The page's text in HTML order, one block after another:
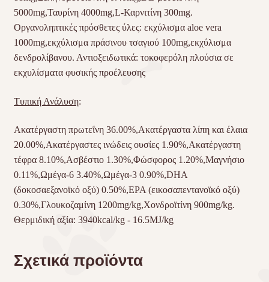
5000mg,Ταυρίνη 4000mg,L‐Καρνιτίνη 300mg.
Οργανοληπτικές πρόσθετες ύλες: εκχύλισμα aloe vera
1000mg,εκχύλισμα πράσινου τσαγιού 100mg,εκχύλισμα
δενδρολίβανου. Αντιοξειδωτικά: τοκοφερόλη πλούσια σε
εκχυλίσματα φυσικής προέλευσης
Τυπική Ανάλυση:
Ακατέργαστη πρωτεΐνη 36.00%,Ακατέργαστα λίπη και έλαια
20.00%,Ακατέργαστες ινώδεις ουσίες 1.90%,Ακατέργαστη
τέφρα 8.10%,Ασβέστιο 1.30%,Φώσφορος 1.20%,Μαγνήσιο
0.11%,Ωμέγα‐6 3.40%,Ωμέγα‐3 0.90%,DHA
(δοκοσαεξανοϊκό οξύ) 0.50%,EPA (εικοσαπεντανοϊκό οξύ)
0.30%,Γλουκοζαμίνη 1200mg/kg,Χονδροϊτίνη 900mg/kg.
Θερμιδική αξία: 3940kcal/kg ‐ 16.5MJ/kg
Σχετικά προϊόντα